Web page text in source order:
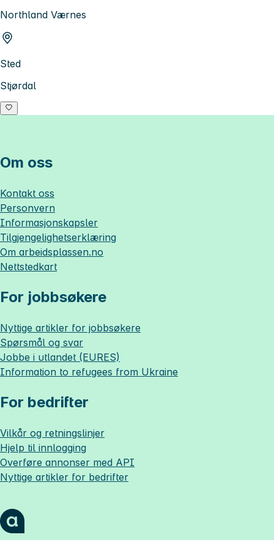
Northland Værnes
Sted
Stjørdal
Om oss
Kontakt oss
Personvern
Informasjonskapsler
Tilgjengelighetserklæring
Om arbeidsplassen.no
Nettstedkart
For jobbsøkere
Nyttige artikler for jobbsøkere
Spørsmål og svar
Jobbe i utlandet (EURES)
Information to refugees from Ukraine
For bedrifter
Vilkår og retningslinjer
Hjelp til innlogging
Overføre annonser med API
Nyttige artikler for bedrifter